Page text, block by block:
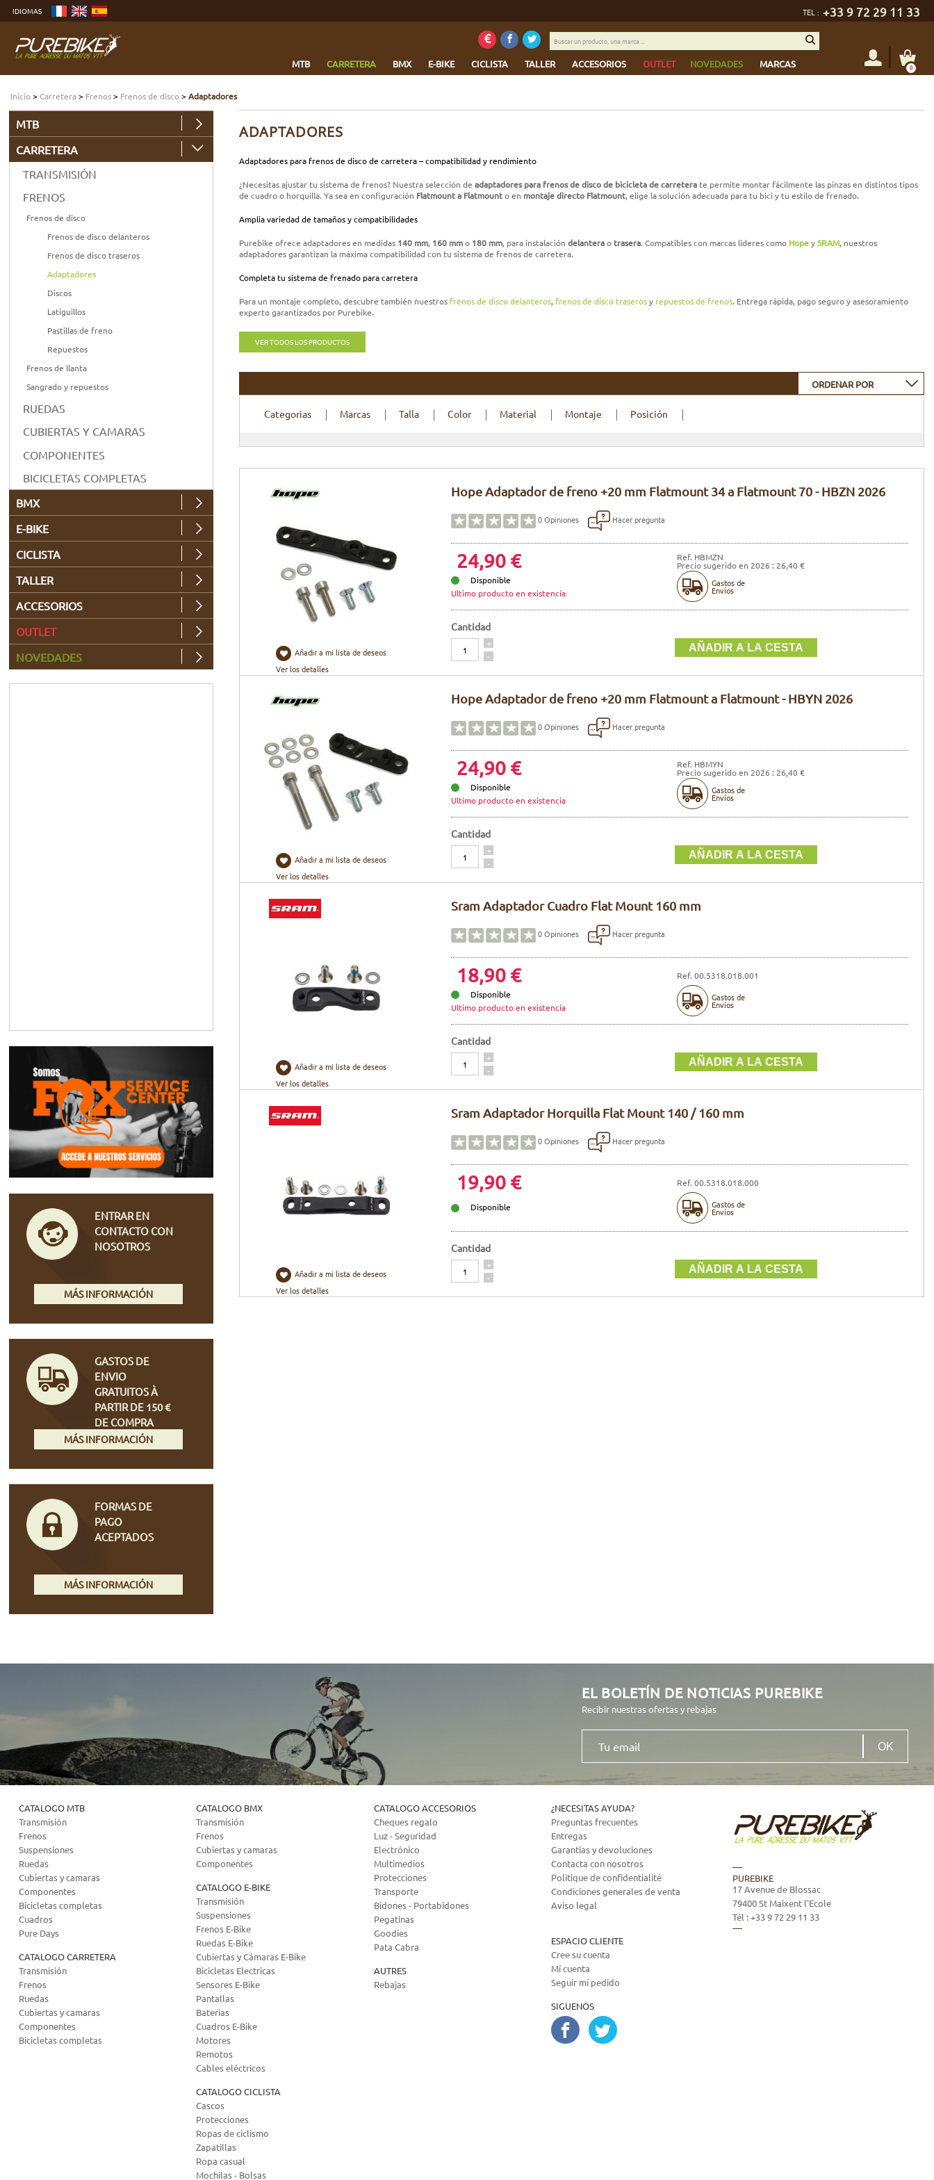
más
Ir
menú
Buscar
TEL : +33 9 72 29 11 33
IDIOMAS
MTB CARRETERA BMX E-BIKE CICLISTA TALLER ACCESORIOS OUTLET NOVEDADES MARCAS
Buscar
un
una
marca
0
Inicio>Carretera> Frenos> Frenos de disco>Adaptadores
ADAPTADORES
Adaptadores para frenos de disco de carretera – compatibilidad y rendimiento
¿Necesitas ajustar tu sistema de frenos? Nuestra selección de adaptadores para frenos de disco de bicicleta de carretera te permite montar fácilmente las pinzas en distintos tipos
de cuadro o horquilla. Ya sea en configuración Flatmount a Flatmounto en montaje directo Flatmount, elige la solución adecuada para tu bici y tu estilo de frenado.
Amplia variedad de tamaños y compatibilidades
Purebike ofrece adaptadores en medidas 140 mm, 160 mmo 180 mm, para instalación delanterao trasera. Compatibles con marcas líderes como HopeySRAM, nuestros
adaptadores garantizan la máxima compatibilidad con tu sistema de frenos de carretera.
Completa tu sistema de frenado para carretera
Para un montaje completo, descubre también nuestros frenos de disco delanteros, frenos de disco traserosy repuestos de frenos. Entrega rápida, pago seguro y asesoramiento
experto garantizados por Purebike.
VER TODOS LOS PRODUCTOS
ORDENAR POR
Categorias Marcas Talla Color Material Montaje Posición
Hope Adaptador de freno +20 mm Flatmount 34 a Flatmount 70 - HBZN 2026
0Opiniones Hacer pregunta
Añadir a mi lista de deseos
Ver los detalles
24,90 € Ref. HBMZN
Precio sugerido en 2026 : 26,40 €
Disponible
Ultimo producto en existencía
Gastos de
Envíos
Cantidad
Cantidad
+
-
Hope Adaptador de freno +20 mm Flatmount a Flatmount - HBYN 2026
0Opiniones Hacer pregunta
Añadir a mi lista de deseos
Ver los detalles
24,90 € Ref. HBMYN
Precio sugerido en 2026 : 26,40 €
Disponible
Ultimo producto en existencía
Gastos de
Envíos
Cantidad
Cantidad
+
-
Sram Adaptador Cuadro Flat Mount 160 mm
0Opiniones Hacer pregunta
Añadir a mi lista de deseos
Ver los detalles
18,90 €
Ref. 00.5318.018.001
Disponible
Ultimo producto en existencía
Gastos de
Envíos
Cantidad
Cantidad
+
-
Sram Adaptador Horquilla Flat Mount 140 / 160 mm
0Opiniones Hacer pregunta
Añadir a mi lista de deseos
Ver los detalles
19,90 € Ref. 00.5318.018.000
Disponible Gastos de
Envíos
Cantidad
Cantidad
+
-
MTB
CARRETERA
TRANSMISIÓN
FRENOS
Frenos de disco
Frenos de disco delanteros
Frenos de disco traseros
Adaptadores
Discos
Latiguillos
Pastillas de freno
Repuestos
Frenos de llanta
Sangrado y repuestos
RUEDAS
CUBIERTAS Y CAMARAS
COMPONENTES
BICICLETAS COMPLETAS
BMX
E-BIKE
CICLISTA
TALLER
ACCESORIOS
OUTLET
NOVEDADES
ENTRAR EN
CONTACTO CON
NOSOTROS
MÁS INFORMACIÓN
GASTOS DE
ENVIO
GRATUITOS À
PARTIR DE 150 €
DE COMPRA
MÁS INFORMACIÓN
FORMAS DE
PAGO
ACEPTADOS
MÁS INFORMACIÓN
EL BOLETÍN DE NOTICIAS PUREBIKE
Recibir nuestras ofertas y rebajas
Tu
email
CATALOGO MTB
Transmisión
Frenos
Suspensiones
Ruedas
Cubiertas y camaras
Componentes
Bicicletas completas
Cuadros
Pure Days
CATALOGO CARRETERA
Transmisión
Frenos
Ruedas
Cubiertas y camaras
Componentes
Bicicletas completas
CATALOGO BMX
Transmisión
Frenos
Cubiertas y camaras
Componentes
CATALOGO E-BIKE
Transmisión
Suspensiones
Frenos E-Bike
Ruedas E-Bike
Cubiertas y Cámaras E-Bike
Bicicletas Electricas
Sensores E-Bike
Pantallas
Baterías
Cuadros E-Bike
Motores
Remotos
Cables eléctricos
CATALOGO CICLISTA
Cascos
Protecciones
Ropas de ciclismo
Zapatillas
Ropa casual
Mochilas - Bolsas
CATALOGO ACCESORIOS
Cheques regalo
Luz - Seguridad
Electrónico
Multimedios
Protecciones
Transporte
Bidones - Portabidones
Pegatinas
Goodies
Pata Cabra
AUTRES
Rebajas
¿NECESITAS AYUDA?
Preguntas frecuentes
Entregas
Garantias y devoluciones
Contacta con nosotros
Politique de confidentialité
Condiciones generales de venta
Aviso legal
ESPACIO CLIENTE
Cree su cuenta
Mí cuenta
Seguir mí pedido
SIGUENOS
PUREBIKE
17 Avenue de Blossac
79400St Maixent l'Ecole
Tél :+33 9 72 29 11 33